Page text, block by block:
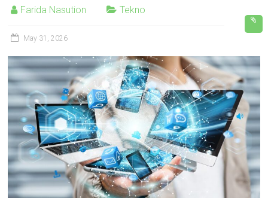
Farida Nasution Tekno
May 31, 2026